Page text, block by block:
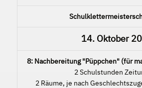
14. Oktober
8: Nachbereitung "Püppchen" (für
2 Schulstunden
2 Räume, je nach